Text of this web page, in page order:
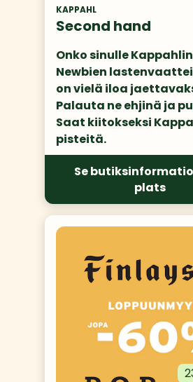
KAPPAHL
Second hand
Onko sinulle
Newbien
on vielä iloa
Palauta ne ehjinä ja
Saat kiitokseksi
pisteitä.
Se
plats